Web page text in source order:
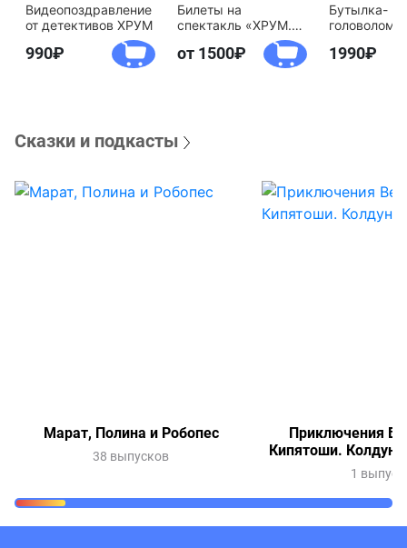
Видеопоздравление
от детективов ХРУМ
990
Билеты на
спектакль «ХРУМ.
Осторожно, Чудо-
Юдо!»
от 1500
Бутылка-
агентство
1990
Сказки и подкасты
Марат, Полина и Робопес
38 выпусков
Приключения
Кипятоши.
1 выпуск